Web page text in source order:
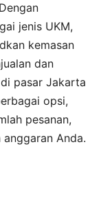
jenis UKM,
kemasan
dan
pasar Jakarta
opsi,
pesanan,
Anda.